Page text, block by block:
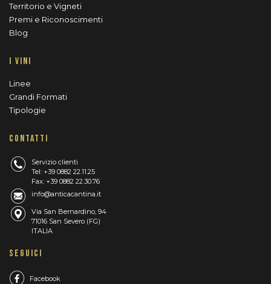
Territorio e Vigneti
Premi e Riconoscimenti
Blog
I VINI
Linee
Grandi Formati
Tipologie
CONTATTI
Servizio clienti
Tel: +39 0882 22.11.25
Fax: +39 0882 22.30.76
info@anticacantina.it
Via San Bernardino, 94
71016 San Severo (FG)
ITALIA
SEGUICI
Facebook